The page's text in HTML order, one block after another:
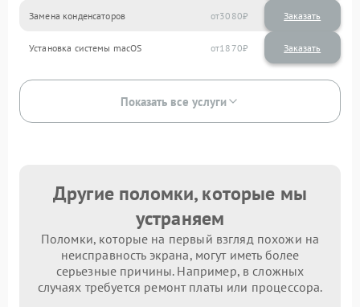
Замена конденсаторов 3080
Установка системы macOS 1870
Показать все услуги
Другие поломки, которые мы
устраняем
Поломки, которые на первый взгляд похожи на
неисправность экрана, могут иметь более
серьезные причины. Например, в сложных
случаях требуется ремонт платы или процессора.